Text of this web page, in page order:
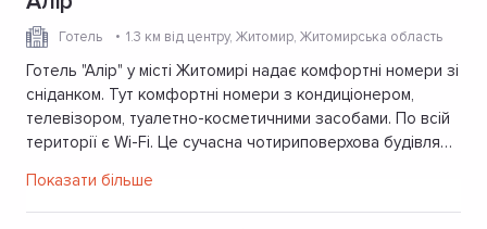
Готель 1.3 км від центру, Житомир, Житомирська область
Готель "Алір" у місті Житомирі надає комфортні номери зі
сніданком. Тут комфортні номери з кондиціонером,
телевізором, туалетно-косметичними засобами. По всій
території є Wi-Fi. Це сучасна чотириповерхова будівля
Показати більше